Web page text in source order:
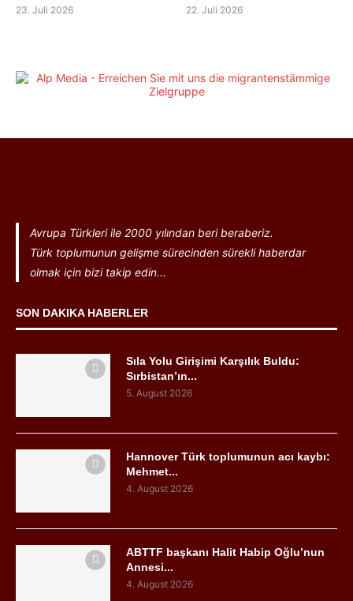
23. Juli 2026 22. Juli 2026
Avrupa Türkleri ile 2000 yılından beri beraberiz.
Türk toplumunun gelişme sürecinden sürekli haberdar
olmak için bizi takip edin...
SON DAKIKA HABERLER
Sıla Yolu Girişimi Karşılık Buldu:
Sırbistan’ın...
5. August 2026
Hannover Türk toplumunun acı kaybı:
Mehmet...
4. August 2026
ABTTF başkanı Halit Habip Oğlu’nun
Annesi...
4. August 2026